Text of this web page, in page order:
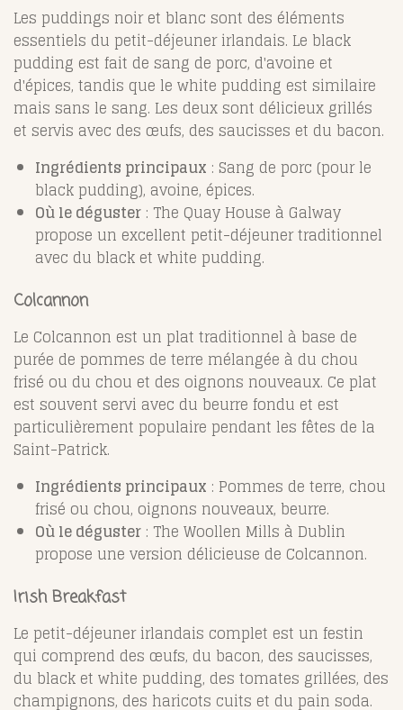
Les puddings noir et blanc sont des éléments
essentiels du petit-déjeuner irlandais. Le black
pudding est fait de sang de porc, d'avoine et
d'épices, tandis que le white pudding est similaire
mais sans le sang. Les deux sont délicieux grillés
et servis avec des œufs, des saucisses et du bacon.
Ingrédients principaux : Sang de porc (pour le
black pudding), avoine, épices.
Où le déguster : The Quay House à Galway
propose un excellent petit-déjeuner traditionnel
avec du black et white pudding.
Colcannon
Le Colcannon est un plat traditionnel à base de
purée de pommes de terre mélangée à du chou
frisé ou du chou et des oignons nouveaux. Ce plat
est souvent servi avec du beurre fondu et est
particulièrement populaire pendant les fêtes de la
Saint-Patrick.
Ingrédients principaux : Pommes de terre, chou
frisé ou chou, oignons nouveaux, beurre.
Où le déguster : The Woollen Mills à Dublin
propose une version délicieuse de Colcannon.
Irish Breakfast
Le petit-déjeuner irlandais complet est un festin
qui comprend des œufs, du bacon, des saucisses,
du black et white pudding, des tomates grillées, des
champignons, des haricots cuits et du pain soda.